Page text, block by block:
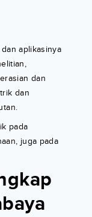
aplikasinya
dan
dan
pada
juga pada